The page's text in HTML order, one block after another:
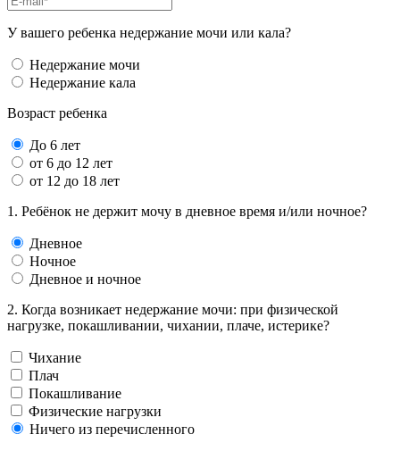
У вашего ребенка недержание мочи или кала?
Недержание мочи
Недержание кала
Возраст ребенка
До 6 лет
от 6 до 12 лет
от 12 до 18 лет
1. Ребёнок не держит мочу в дневное время и/или ночное?
Дневное
Ночное
Дневное и ночное
2. Когда возникает недержание мочи: при физической
нагрузке, покашливании, чихании, плаче, истерике?
Чихание
Плач
Покашливание
Физические нагрузки
Ничего из перечисленного